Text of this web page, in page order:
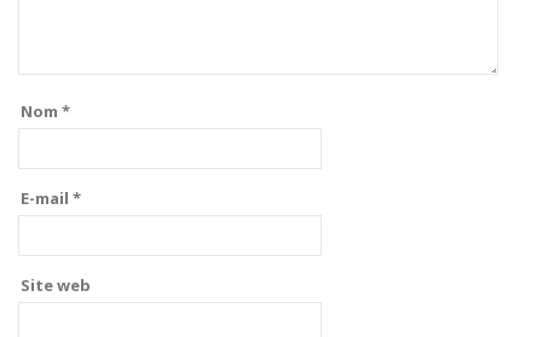
Nom *
E-mail *
Site web